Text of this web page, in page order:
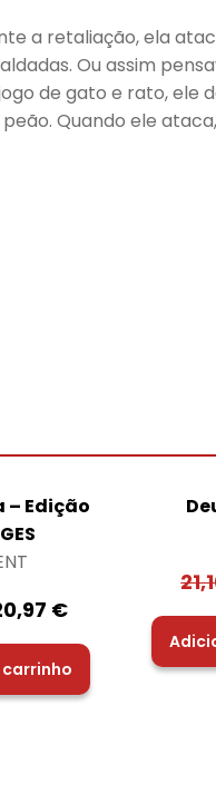
a retaliação, ela
Ou assim
de gato e rato, ele
Quando ele
– Edição
€